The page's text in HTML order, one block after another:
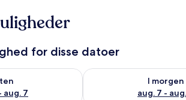
for disse datoer
aug. 7
i aften aug. 6 - aug. 7
I morgen
aug. 7 -
Tjek tilgængelighed for